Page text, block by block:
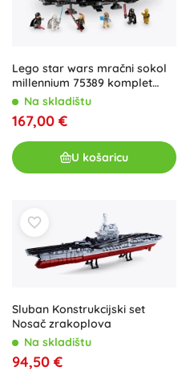
Lego star wars mračni sokol
millennium 75389 komplet
svemirskog broda
Na skladištu
167,00 €
U košaricu
Sluban Konstrukcijski set
Nosač zrakoplova
Na skladištu
94,50 €